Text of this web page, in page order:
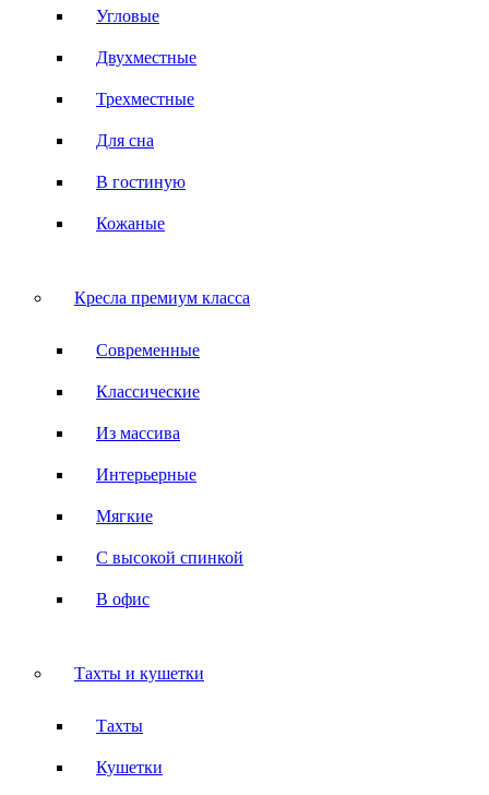
Угловые
Двухместные
Трехместные
Для сна
В гостиную
Кожаные
Кресла премиум класса
Современные
Классические
Из массива
Интерьерные
Мягкие
С высокой спинкой
В офис
Тахты и кушетки
Тахты
Кушетки